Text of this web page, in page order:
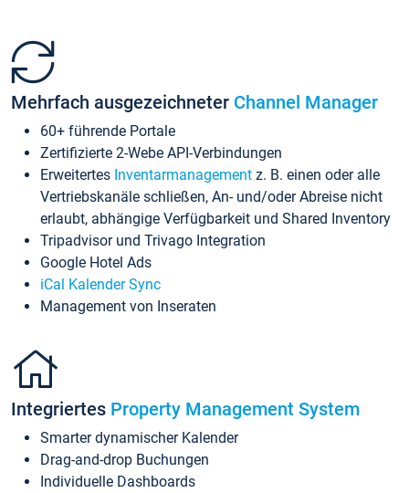
Mehrfach ausgezeichneter Channel Manager
60+ führende Portale
Zertifizierte 2-Webe API-Verbindungen
Erweitertes Inventarmanagement z. B. einen oder alle
Vertriebskanäle schließen, An- und/oder Abreise nicht
erlaubt, abhängige Verfügbarkeit und Shared Inventory
Tripadvisor und Trivago Integration
Google Hotel Ads
iCal Kalender Sync
Management von Inseraten
Integriertes Property Management System
Smarter dynamischer Kalender
Drag-and-drop Buchungen
Individuelle Dashboards